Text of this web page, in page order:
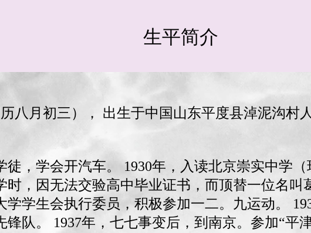
生平简介
八月初三）， 出生于中国山东平度县淖泥沟村
徒，学会开汽车。 1930年，入读北京崇实中学
时，因无法交验高中毕业证书，而顶替一位名叫
学学生会执行委员，积极参加一二。九运动。
队。 1937年，七七事变后，到南京。参加“平